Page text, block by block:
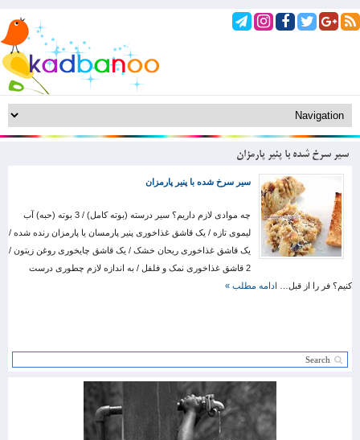
سیر سرخ شده با پنیر پارمزان
سیر سرخ شده با پنیر پارمزان
چه موادی لازم داریم؟ سیر درسته (بوته کامل) / 3 بوته (حبه) آب
لیموی تازه / یک قاشق غذاخوری پنیر پارمسان یا پارمزان رنده شده /
یک قاشق غذاخوری ریحان خشک / یک قاشق چایخوری روغن زیتون /
2 قاشق غذاخوری نمک و فلفل / به اندازه لازم چطوری درست
کنیم؟ فر را از قبل… ادامه مطلب »